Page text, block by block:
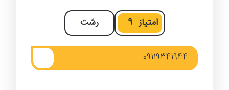
امتیاز 9 رشت
09119341944